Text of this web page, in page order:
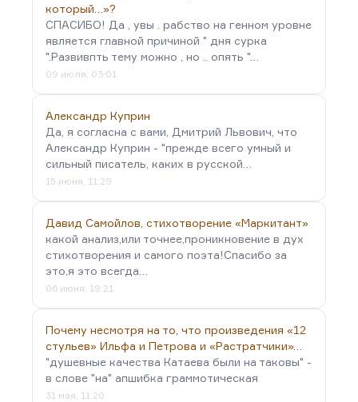
который…»?
СПАСИБО! Да , увы . рабство на генном уровне
является главной причиной " дня сурка
".Развивпть тему можно , но .. опять "…
09 июля, 03:01
Александр Куприн
Да, я согласна с вами, Дмитрий Львович, что
Александр Куприн - "прежде всего умный и
сильный писатель, каких в русской…
15 июня, 11:29
Давид Самойлов, стихотворение «Маркитант»
какой анализ,или точнее,проникновение в дух
стихотворения и самого поэта!Спасибо за
это,я это всегда…
06 июня, 19:21
Почему несмотря на то, что произведения «12
стульев» Ильфа и Петрова и «Растратчики»…
"душевные качества Катаева были на таковы" -
в слове "на" апшибка граммотическая
31 мая, 11:20